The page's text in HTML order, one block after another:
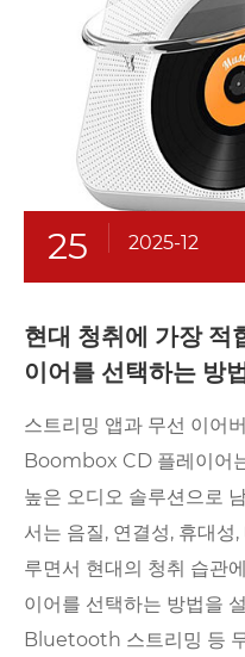
25 2025-12
현대 청취에 가장
이어를 선택하는 방
스트리밍 앱과 무선 이어
Boombox CD 플레이어
높은 오디오 솔루션으로
서는 음질, 연결성, 휴대
루면서 현대의 청취 습관
이어를 선택하는 방법을
Bluetooth 스트리밍 등